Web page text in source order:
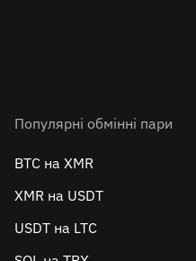
Популярні обмінні пари
BTC на XMR
XMR на USDT
USDT на LTC